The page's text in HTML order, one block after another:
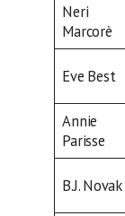
Neri
Marcorè
Eve Best
Annie
Parisse
B.J. Novak